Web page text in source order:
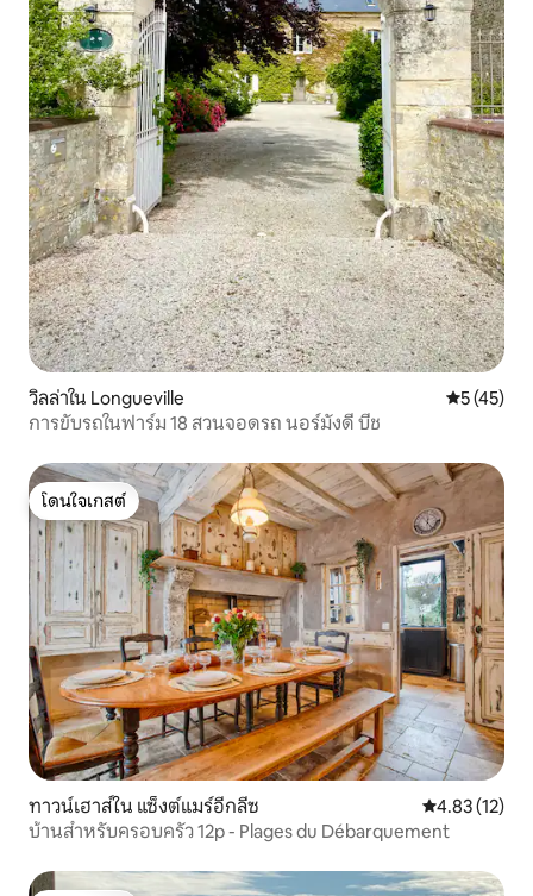
วิลล่าใน Longueville คะแนนเฉลี่
5 (45)
การขับรถในฟาร์ม 18 สวนจอดรถ นอร์มังดี บีช
โดนใจเกสต์
โดนใจเกสต์
ทาวน์เฮาส์ใน แซ็งต์แมร์อีกลีซ คะแนนเฉลี่ย
4.83 (12)
บ้านสำหรับครอบครัว 12p - Plages du Débarquement